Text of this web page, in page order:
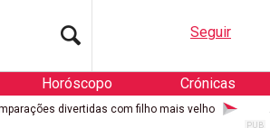
Seguir
Horóscopo Crónicas
divertidas com filho mais velho